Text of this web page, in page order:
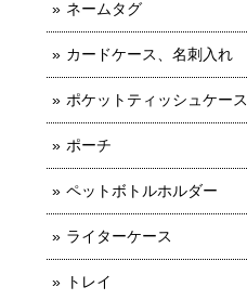
ネームタグ
カードケース、名刺入れ
ポケットティッシュケース
ポーチ
ペットボトルホルダー
ライターケース
トレイ